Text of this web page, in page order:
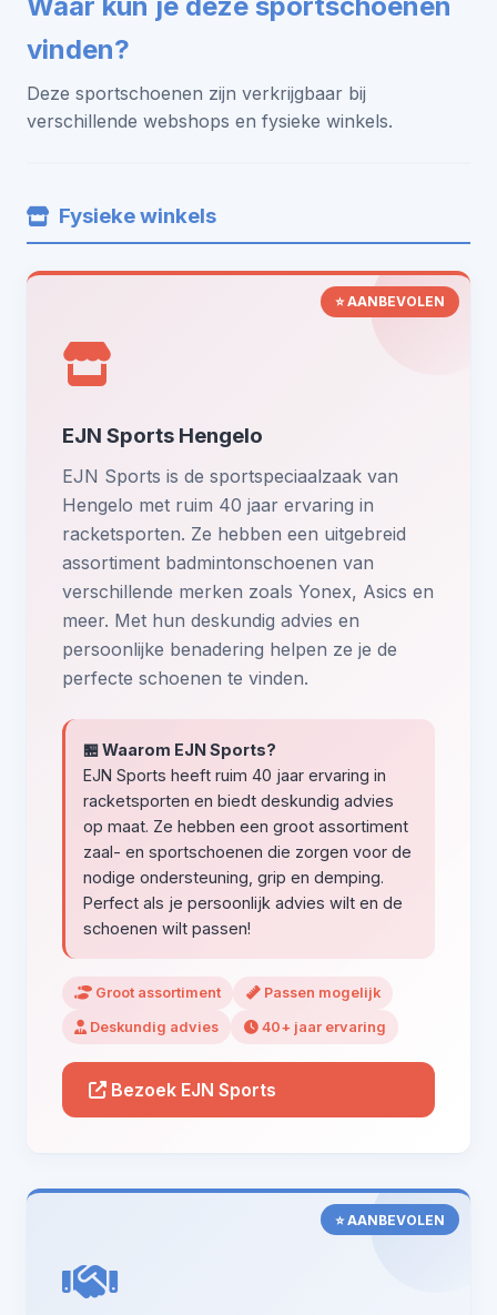
vinden?
Deze sportschoenen zijn verkrijgbaar bij
verschillende webshops en fysieke winkels.
Fysieke winkels
⭐ AANBEVOLEN
EJN Sports Hengelo
EJN Sports is de sportspeciaalzaak van
Hengelo met ruim 40 jaar ervaring in
racketsporten. Ze hebben een uitgebreid
assortiment badmintonschoenen van
verschillende merken zoals Yonex, Asics en
meer. Met hun deskundig advies en
persoonlijke benadering helpen ze je de
perfecte schoenen te vinden.
🏪 Waarom EJN Sports?
EJN Sports heeft ruim 40 jaar ervaring in
racketsporten en biedt deskundig advies
op maat. Ze hebben een groot assortiment
zaal- en sportschoenen die zorgen voor de
nodige ondersteuning, grip en demping.
Perfect als je persoonlijk advies wilt en de
schoenen wilt passen!
Groot assortiment Passen mogelijk
Deskundig advies 40+ jaar ervaring
Bezoek EJN Sports
⭐ AANBEVOLEN